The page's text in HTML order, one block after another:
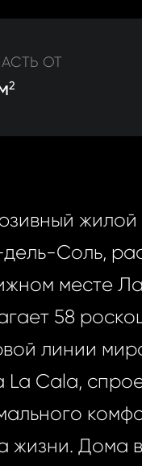
ОТ
2
Соль,
месте
58
линии
La Cala,
жизни. Дома